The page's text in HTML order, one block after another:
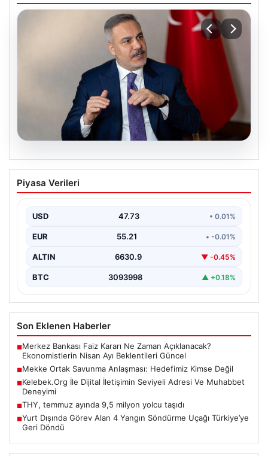
08.08.2026
Mekke Ortak Savunma Anlaşması:
Hedefimiz Kimse Değil
Anlaşması hakkında yaptığı açıklamada, bu
düzenlemenin herhangi…
Piyasa Verileri
USD 47.73 • 0.01%
EUR 55.21 • -0.01%
ALTIN 6630.9 ▼ -0.45%
BTC 3093998 ▲ +0.18%
Son Eklenen Haberler
■Merkez Bankası Faiz Kararı Ne Zaman Açıklanacak?
Ekonomistlerin Nisan Ayı Beklentileri Güncel
■Mekke Ortak Savunma Anlaşması: Hedefimiz Kimse Değil
■Kelebek.Org İle Dijital İletişimin Seviyeli Adresi Ve Muhabbet
Deneyimi
■THY, temmuz ayında 9,5 milyon yolcu taşıdı
■Yurt Dışında Görev Alan 4 Yangın Söndürme Uçağı Türkiye’ye
Geri Döndü